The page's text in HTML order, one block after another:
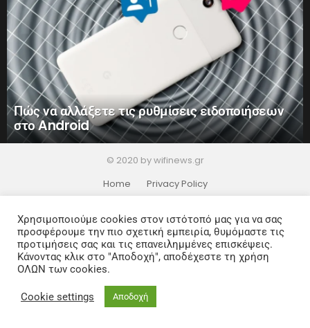
Πώς να αλλάξετε τις ρυθμίσεις ειδοποιήσεων
στο Android
© 2020 by wifinews.gr
Home
Privacy Policy
Χρησιμοποιούμε cookies στον ιστότοπό μας για να σας
προσφέρουμε την πιο σχετική εμπειρία, θυμόμαστε τις
προτιμήσεις σας και τις επανειλημμένες επισκέψεις.
Κάνοντας κλικ στο "Αποδοχή", αποδέχεστε τη χρήση
ΟΛΩΝ των cookies.
Cookie settings Αποδοχή